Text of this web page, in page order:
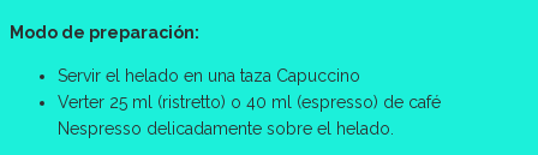
Modo de preparación:
Servir el helado en una taza Capuccino
Verter 25 ml (ristretto) o 40 ml (espresso) de café
Nespresso delicadamente sobre el helado.